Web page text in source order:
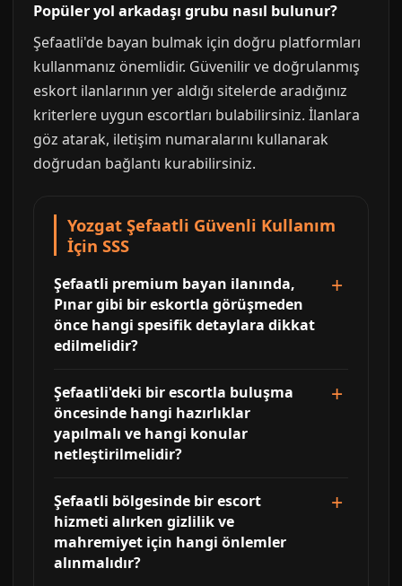
Popüler yol arkadaşı grubu nasıl bulunur?
Şefaatli'de bayan bulmak için doğru platformları
kullanmanız önemlidir. Güvenilir ve doğrulanmış
eskort ilanlarının yer aldığı sitelerde aradığınız
kriterlere uygun escortları bulabilirsiniz. İlanlara
göz atarak, iletişim numaralarını kullanarak
doğrudan bağlantı kurabilirsiniz.
Yozgat Şefaatli Güvenli Kullanım
İçin SSS
Şefaatli premium bayan ilanında,
Pınar gibi bir eskortla görüşmeden
önce hangi spesifik detaylara dikkat
edilmelidir?
Şefaatli'deki bir escortla buluşma
öncesinde hangi hazırlıklar
yapılmalı ve hangi konular
netleştirilmelidir?
Şefaatli bölgesinde bir escort
hizmeti alırken gizlilik ve
mahremiyet için hangi önlemler
alınmalıdır?